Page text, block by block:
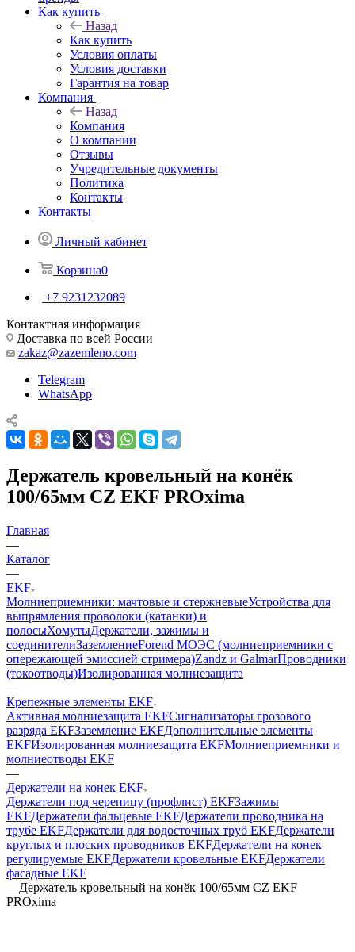
Как купить
Назад
Как купить
Условия оплаты
Условия доставки
Гарантия на товар
Компания
Назад
Компания
О компании
Отзывы
Учредительные документы
Политика
Контакты
Контакты
Личный кабинет
Корзина0
+7 9231232089
Контактная информация
Доставка по всей России
zakaz@zazemleno.com
Telegram
WhatsApp
Держатель кровельный на конёк
100/65мм CZ EKF PROxima
Главная
—
Каталог
—
EKF
Молниеприемники: мачтовые и стержневыеУстройства для
выпрямления проволоки (катанки) и
полосыХомутыДержатели, зажимы и
соединителиЗаземлениеForend МОЭС (молниеприемники с
опережающей эмиссией стримера)Zandz и GalmarПроводники
(токоотводы)Изолированная молниезащита
—
Крепежные элементы EKF
Активная молниезащита EKFСигнализаторы грозового
разряда EKFЗаземление EKFДополнительные элементы
EKFИзолированная молниезащита EKFМолниеприемники и
молниеотводы EKF
—
Держатели на конек EKF
Держатели под черепицу (профлист) EKFЗажимы
EKFДержатели фальцевые EKFДержатели проводника на
трубе EKFДержатели для водосточных труб EKFДержатели
круглых и плоских проводников EKFДержатели на конек
регулируемые EKFДержатели кровельные EKFДержатели
фасадные EKF
—Держатель кровельный на конёк 100/65мм CZ EKF
PROxima